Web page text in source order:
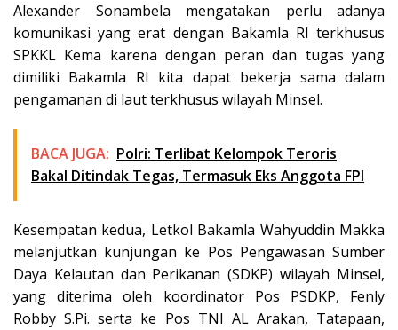
Alexander Sonambela mengatakan perlu adanya
komunikasi yang erat dengan Bakamla RI terkhusus
SPKKL Kema karena dengan peran dan tugas yang
dimiliki Bakamla RI kita dapat bekerja sama dalam
pengamanan di laut terkhusus wilayah Minsel.
BACA JUGA: Polri: Terlibat Kelompok Teroris
Bakal Ditindak Tegas, Termasuk Eks Anggota FPI
Kesempatan kedua, Letkol Bakamla Wahyuddin Makka
melanjutkan kunjungan ke Pos Pengawasan Sumber
Daya Kelautan dan Perikanan (SDKP) wilayah Minsel,
yang diterima oleh koordinator Pos PSDKP, Fenly
Robby S.Pi. serta ke Pos TNI AL Arakan, Tatapaan,